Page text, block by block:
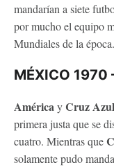
mandarían a siete
por mucho el equipo
Mundiales de la época.
MÉXICO 1970
AméricayCruz Azul
primera justa que se
cuatro. Mientras que
solamente pudo